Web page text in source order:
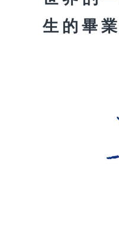
生的畢